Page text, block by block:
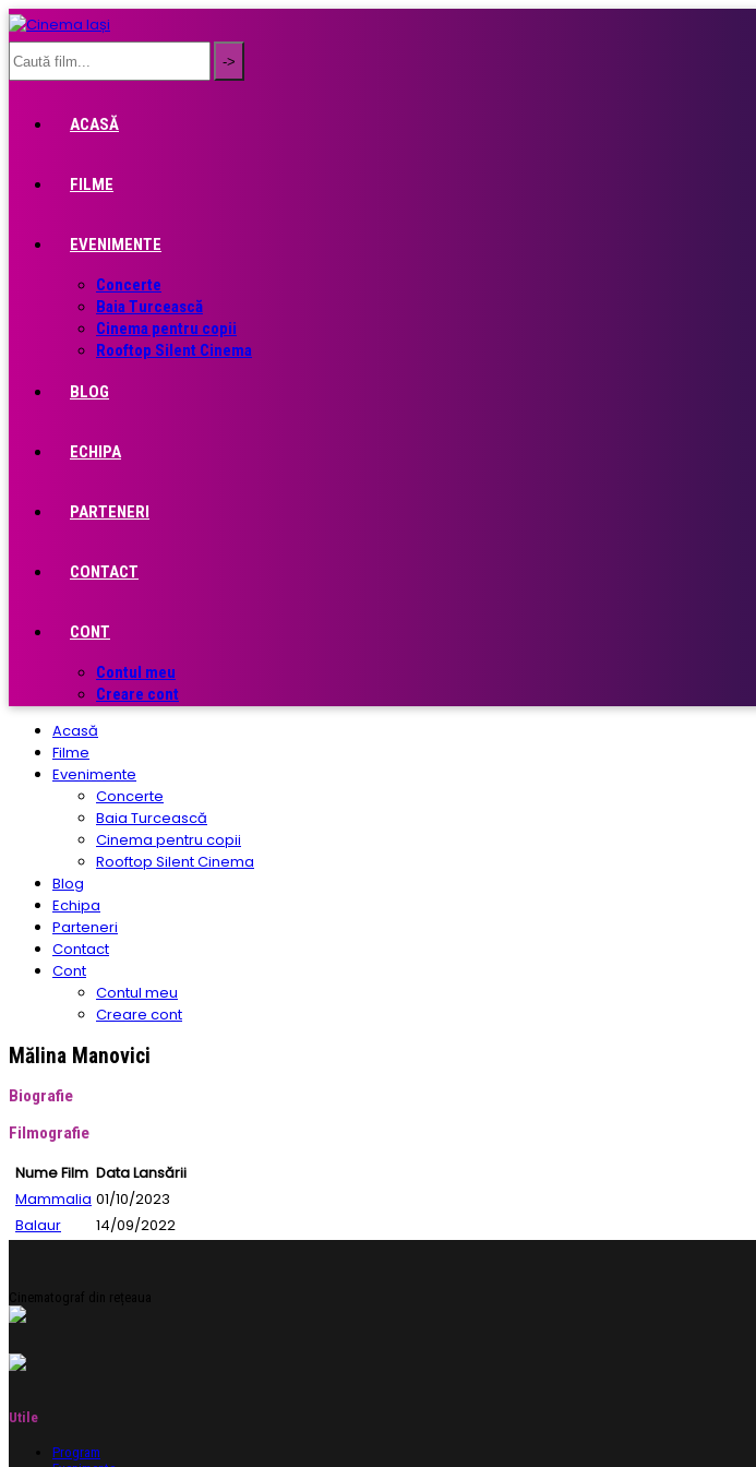
ACASĂ
FILME
EVENIMENTE
Concerte
Baia Turcească
Cinema pentru copii
Rooftop Silent Cinema
BLOG
ECHIPA
PARTENERI
CONTACT
CONT
Contul meu
Creare cont
Acasă
Filme
Evenimente
Concerte
Baia Turcească
Cinema pentru copii
Rooftop Silent Cinema
Blog
Echipa
Parteneri
Contact
Cont
Contul meu
Creare cont
Mălina Manovici
Biografie
Filmografie
Nume Film Data Lansării
Mammalia 01/10/2023
Balaur
14/09/2022
Cinematograf din rețeaua
Utile
Program